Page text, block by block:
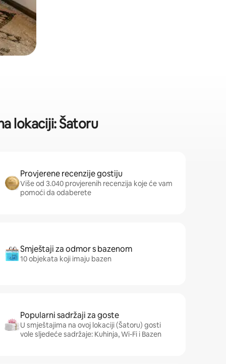
lokaciji: Šatoru
Provjerene recenzije gostiju
Više od 3.040 provjerenih recenzija koje će vam
pomoći da odaberete
Smještaji za odmor s bazenom
10 objekata koji imaju bazen
Popularni sadržaji za goste
U smještajima na ovoj lokaciji (Šatoru) gosti
vole sljedeće sadržaje: Kuhinja, Wi-Fi i Bazen